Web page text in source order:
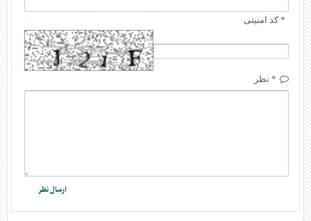
* کد امنیتی
* نظر